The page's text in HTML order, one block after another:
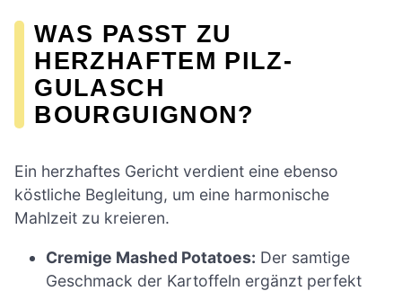
WAS PASST ZU
HERZHAFTEM PILZ-
GULASCH
BOURGUIGNON?
Ein herzhaftes Gericht verdient eine ebenso
köstliche Begleitung, um eine harmonische
Mahlzeit zu kreieren.
Cremige Mashed Potatoes: Der samtige
Geschmack der Kartoffeln ergänzt perfekt